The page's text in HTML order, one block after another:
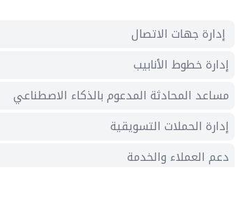
إدارة جهات الاتصال
إدارة خطوط الأنابيب
مساعد المحادثة المدعوم بالذكاء الاصطناعي
إدارة الحملات التسويقية
دعم العملاء والخدمة